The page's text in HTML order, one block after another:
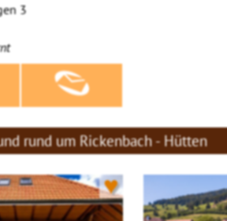
3
rund um Rickenbach - Hütten
♥